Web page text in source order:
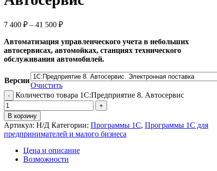
7 400 ₽ – 41 500 ₽
Автоматизация управленческого учета в небольших
автосервисах, автомойках, станциях технического
обслуживания автомобилей.
Версии
Очистить
Количество товара 1С:Предприятие 8. Автосервис
В корзину
Артикул: Н/Д Категории: Программы 1С, Программы 1С для
предпринимателей и малого бизнеса
Цена и описание
Возможности